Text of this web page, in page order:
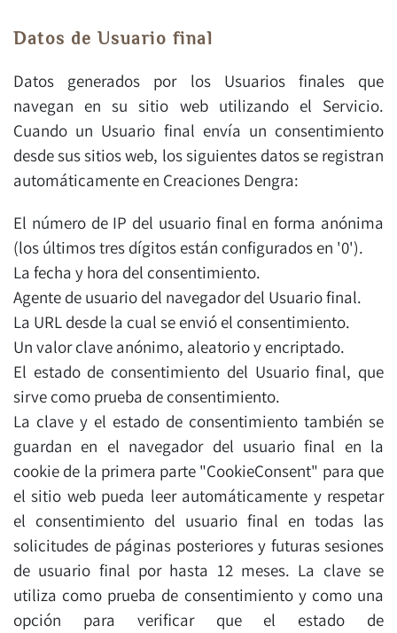
Datos de Usuario final
Datos generados por los Usuarios finales que
navegan en su sitio web utilizando el Servicio.
Cuando un Usuario final envía un consentimiento
desde sus sitios web, los siguientes datos se registran
automáticamente en Creaciones Dengra:
El número de IP del usuario final en forma anónima
(los últimos tres dígitos están configurados en '0').
La fecha y hora del consentimiento.
Agente de usuario del navegador del Usuario final.
La URL desde la cual se envió el consentimiento.
Un valor clave anónimo, aleatorio y encriptado.
El estado de consentimiento del Usuario final, que
sirve como prueba de consentimiento.
La clave y el estado de consentimiento también se
guardan en el navegador del usuario final en la
cookie de la primera parte "CookieConsent" para que
el sitio web pueda leer automáticamente y respetar
el consentimiento del usuario final en todas las
solicitudes de páginas posteriores y futuras sesiones
de usuario final por hasta 12 meses. La clave se
utiliza como prueba de consentimiento y como una
opción para verificar que el estado de